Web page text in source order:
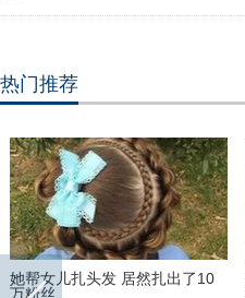
热门推荐
她帮女儿扎头发 居然扎出了10
万粉丝